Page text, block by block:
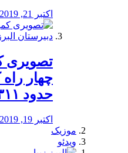
اکتبر 21, 2019
️تصویری
چهار راه
حدود ۱۳۱۱ه ش
اکتبر 19, 2019
موزیک
ویدئو